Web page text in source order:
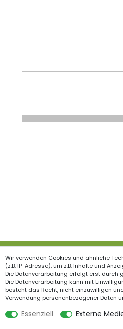
Wir verwenden Cookies und ähnliche
(z.B. IP-Adresse), um z.B. Inhalte und
Die Datenverarbeitung erfolgt erst durch
Die Datenverarbeitung kann mit
besteht das Recht, nicht einzuwilligen
Verwendung personenbezogener Daten
Essenziell Externe
Produkte
Garten & Wohndekorationen
Holzzäune
Gartenstege